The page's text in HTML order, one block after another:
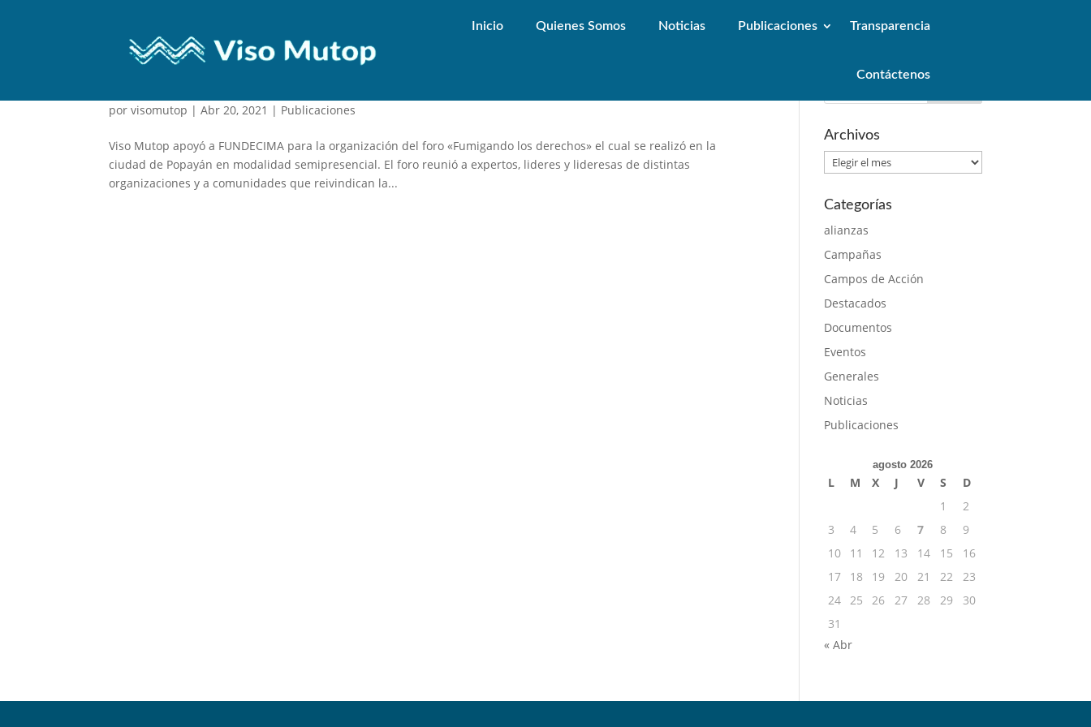
Inicio Quienes Somos Noticias Publicaciones Transparencia
Contáctenos
porvisomutop |Abr 20, 2021 | Publicaciones
Viso Mutop apoyó a FUNDECIMA para la organización del foro «Fumigando los derechos» el cual se realizó en la
ciudad de Popayán en modalidad semipresencial. El foro reunió a expertos, lideres y lideresas de distintas
organizaciones y a comunidades que reivindican la...
Archivos
Archivos
Categorías
alianzas
Campañas
Campos de Acción
Destacados
Documentos
Eventos
Generales
Noticias
Publicaciones
agosto 2026
L M X J V S
D
1
2
3
4 5 6 7 8
9
10
11 12 13 14 15
16
17
18 19 20 21 22
23
24 25 26 27 28 29
30
31
« Abr